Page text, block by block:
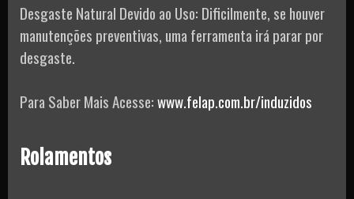
Desgaste Natural Devido ao Uso: Dificilmente, se houver
manutenções preventivas, uma ferramenta irá parar por
desgaste.
Para Saber Mais Acesse:www.felap.com.br/induzidos
Rolamentos